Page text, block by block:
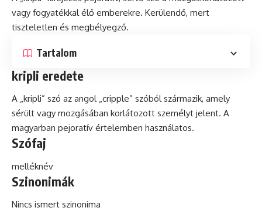
vagy fogyatékkal élő emberekre. Kerülendő, mert
tiszteletlen és megbélyegző.
Tartalom
kripli eredete
A „kripli” szó az angol „cripple” szóból származik, amely
sérült vagy mozgásában korlátozott személyt jelent. A
magyarban pejoratív értelemben használatos.
Szófaj
melléknév
Szinonimák
Nincs ismert szinonima